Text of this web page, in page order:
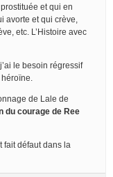
et qui en
avorte et qui crève,
etc. L’Histoire avec
le besoin régressif
de Lale de
du courage de Ree
fait défaut dans la